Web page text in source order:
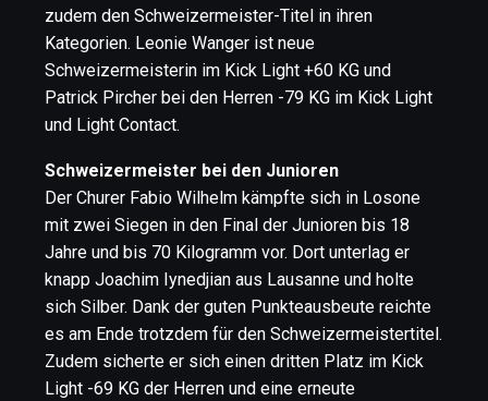
zudem den Schweizermeister-Titel in ihren
Kategorien. Leonie Wanger ist neue
Schweizermeisterin im Kick Light +60 KG und
Patrick Pircher bei den Herren -79 KG im Kick Light
und Light Contact.
Schweizermeister bei den Junioren
Der Churer Fabio Wilhelm kämpfte sich in Losone
mit zwei Siegen in den Final der Junioren bis 18
Jahre und bis 70 Kilogramm vor. Dort unterlag er
knapp Joachim Iynedjian aus Lausanne und holte
sich Silber. Dank der guten Punkteausbeute reichte
es am Ende trotzdem für den Schweizermeistertitel.
Zudem sicherte er sich einen dritten Platz im Kick
Light -69 KG der Herren und eine erneute